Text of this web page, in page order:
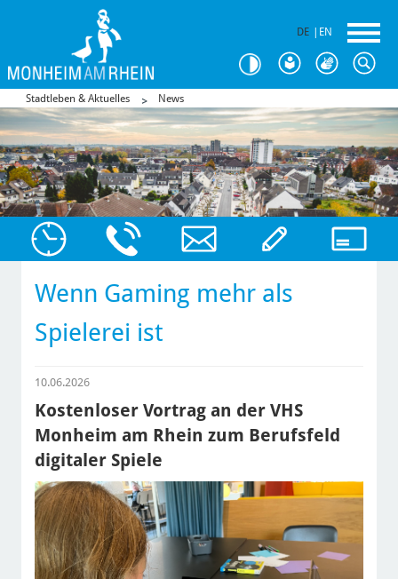
DE EN
Stadtleben & Aktuelles News
Wenn Gaming mehr als
Spielerei ist
10.06.2026
Kostenloser Vortrag an der VHS
Monheim am Rhein zum Berufsfeld
digitaler Spiele